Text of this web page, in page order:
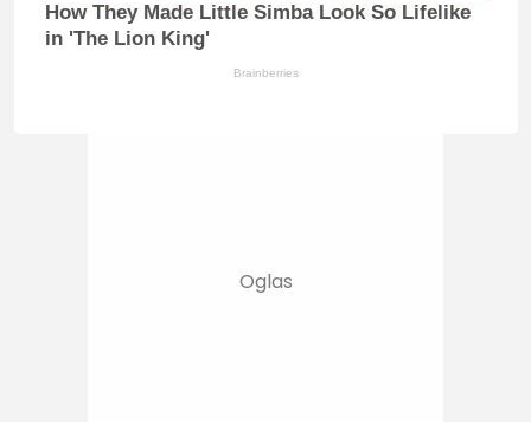
How They Made Little Simba Look So Lifelike
in 'The Lion King'
Brainberries